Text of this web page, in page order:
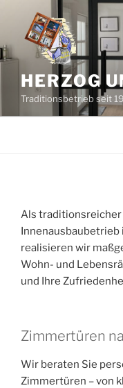
springen
HERZOG
Traditionsbetrieb seit
Als
Innenausbaubetrieb
realisieren wir
Wohn- und
und Ihre
Zimmertüren
Wir beraten Sie
Zimmertüren – von